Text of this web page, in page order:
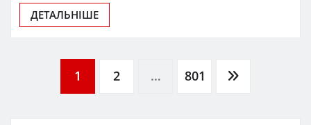
ДЕТАЛЬНІШЕ
Пагінація
1 2 … 801